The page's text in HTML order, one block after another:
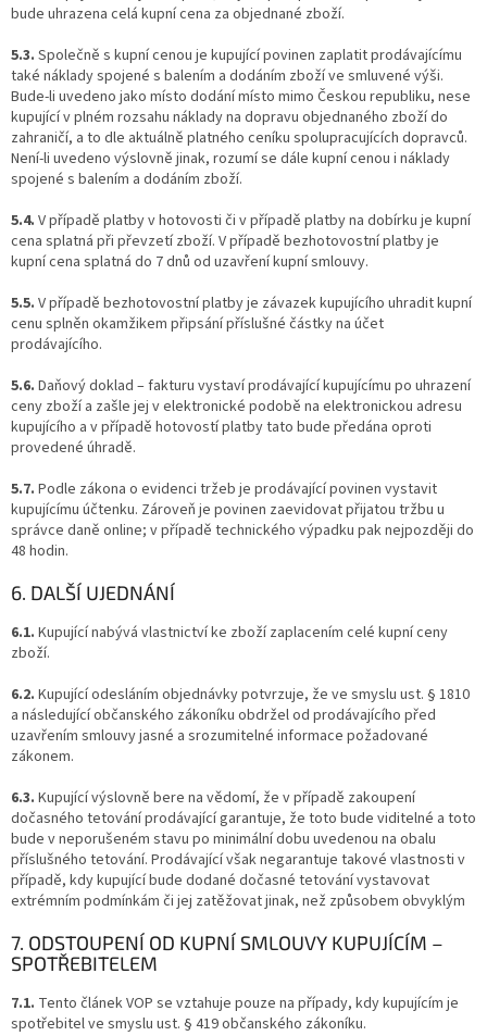
bude uhrazena celá kupní cena za objednané zboží.
5.3. Společně s kupní cenou je kupující povinen zaplatit prodávajícímu
také náklady spojené s balením a dodáním zboží ve smluvené výši.
Bude-li uvedeno jako místo dodání místo mimo Českou republiku, nese
kupující v plném rozsahu náklady na dopravu objednaného zboží do
zahraničí, a to dle aktuálně platného ceníku spolupracujících dopravců.
Není-li uvedeno výslovně jinak, rozumí se dále kupní cenou i náklady
spojené s balením a dodáním zboží.
5.4. V případě platby v hotovosti či v případě platby na dobírku je kupní
cena splatná při převzetí zboží. V případě bezhotovostní platby je
kupní cena splatná do 7 dnů od uzavření kupní smlouvy.
5.5. V případě bezhotovostní platby je závazek kupujícího uhradit kupní
cenu splněn okamžikem připsání příslušné částky na účet
prodávajícího.
5.6. Daňový doklad – fakturu vystaví prodávající kupujícímu po uhrazení
ceny zboží a zašle jej v elektronické podobě na elektronickou adresu
kupujícího a v případě hotovostí platby tato bude předána oproti
provedené úhradě.
5.7. Podle zákona o evidenci tržeb je prodávající povinen vystavit
kupujícímu účtenku. Zároveň je povinen zaevidovat přijatou tržbu u
správce daně online; v případě technického výpadku pak nejpozději do
48 hodin.
6. DALŠÍ UJEDNÁNÍ
6.1. Kupující nabývá vlastnictví ke zboží zaplacením celé kupní ceny
zboží.
6.2. Kupující odesláním objednávky potvrzuje, že ve smyslu ust. § 1810
a následující občanského zákoníku obdržel od prodávajícího před
uzavřením smlouvy jasné a srozumitelné informace požadované
zákonem.
6.3. Kupující výslovně bere na vědomí, že v případě zakoupení
dočasného tetování prodávající garantuje, že toto bude viditelné a toto
bude v neporušeném stavu po minimální dobu uvedenou na obalu
příslušného tetování. Prodávající však negarantuje takové vlastnosti v
případě, kdy kupující bude dodané dočasné tetování vystavovat
extrémním podmínkám či jej zatěžovat jinak, než způsobem obvyklým
7. ODSTOUPENÍ OD KUPNÍ SMLOUVY KUPUJÍCÍM –
SPOTŘEBITELEM
7.1. Tento článek VOP se vztahuje pouze na případy, kdy kupujícím je
spotřebitel ve smyslu ust. § 419 občanského zákoníku.